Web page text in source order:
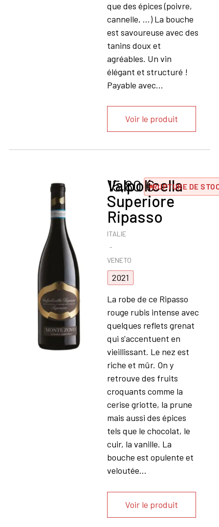
que des épices (poivre,
cannelle, ...) La bouche
est savoureuse avec des
tanins doux et
agréables. Un vin
élégant et structuré !
Payable avec...
Voir le produit
Valpolicella
Superiore
Ripasso
ITALIE
VENETO
2021
15,80€RUPTURE DE
La robe de ce Ripasso
rouge rubis intense avec
quelques reflets grenat
qui s'accentuent en
vieillissant. Le nez est
riche et mûr. On y
retrouve des fruits
croquants comme la
cerise griotte, la prune
mais aussi des épices
tels que le chocolat, le
cuir, la vanille. La
bouche est opulente et
veloutée...
Voir le produit